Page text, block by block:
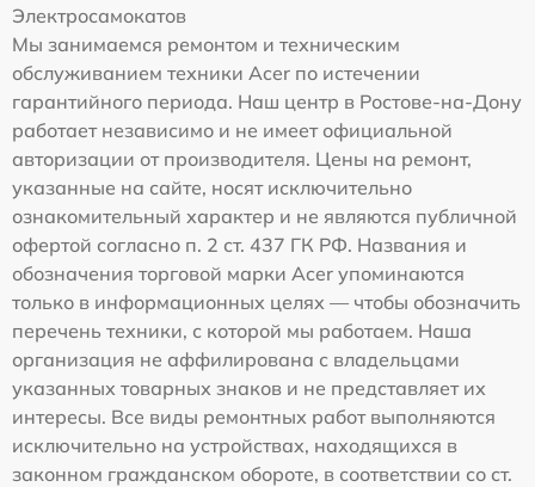
Электросамокатов
Мы занимаемся ремонтом и техническим
обслуживанием техники Acer по истечении
гарантийного периода. Наш центр в Ростове-на-Дону
работает независимо и не имеет официальной
авторизации от производителя. Цены на ремонт,
указанные на сайте, носят исключительно
ознакомительный характер и не являются публичной
офертой согласно п. 2 ст. 437 ГК РФ. Названия и
обозначения торговой марки Acer упоминаются
только в информационных целях — чтобы обозначить
перечень техники, с которой мы работаем. Наша
организация не аффилирована с владельцами
указанных товарных знаков и не представляет их
интересы. Все виды ремонтных работ выполняются
исключительно на устройствах, находящихся в
законном гражданском обороте, в соответствии со ст.